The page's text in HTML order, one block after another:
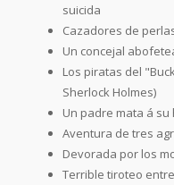
suicida
Cazadores de
Un concejal
Los piratas del
Sherlock Holmes)
Un padre mata á
Aventura de tres
Devorada por los
Terrible tiroteo